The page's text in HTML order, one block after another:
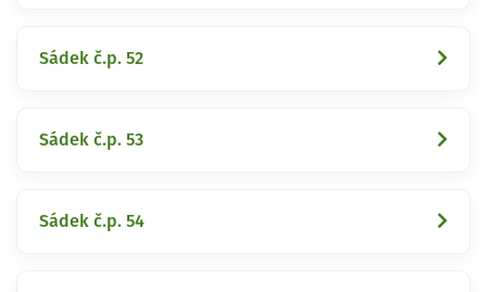
Sádek č.p. 52
Sádek č.p. 53
Sádek č.p. 54